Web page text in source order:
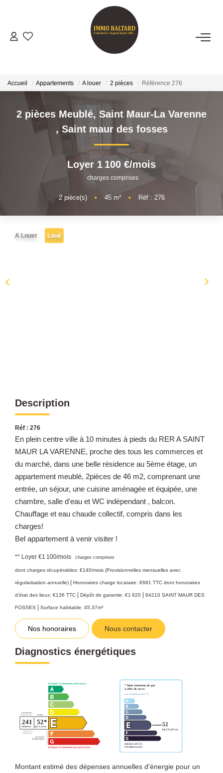
VENTES
LOCATIONS
GESTION
ESTIMATION
NOTRE AGENCE
Présentation
Accueil Appartements A louer 2 pièces Référence 276
2 pièces Meublé, Saint Maur-La Varenne
, Saint maur des fosses
Loyer 1 100 €/mois
charges comprises
2pièce(s) • 45m² • Réf : 276
A Louer Loué
Description
Réf : 276
En plein centre ville à 10 minutes à pieds du RER A SAINT
MAUR LA VARENNE, proche des tous les commerces et
du marché, dans une belle résidence au 5ème étage, un
appartement meublé, 2pièces de 46 m2, comprenant une
entrée, un séjour, une cuisine aménagée et équipée, une
chambre, salle d'eau et WC indépendant , balcon.
Chauffage et eau chaude collectif, compris dans les
charges!
Bel appartement à venir visiter !
** Loyer €1 100/mois charges comprises
dont charges récupérables: €140/mois (Provisionnelles mensuelles avec
régularisation annuelle) | Honoraires charge locataire: €681 TTC dont honoraires
d'état des lieux: €136 TTC | Dépôt de garantie: €1 920 | 94210 SAINT MAUR DES
FOSSES | Surface habitable: 45.37m²
Nos honoraires Nous contacter
Diagnostics énergétiques
Montant estimé des dépenses annuelles d'énergie pour un